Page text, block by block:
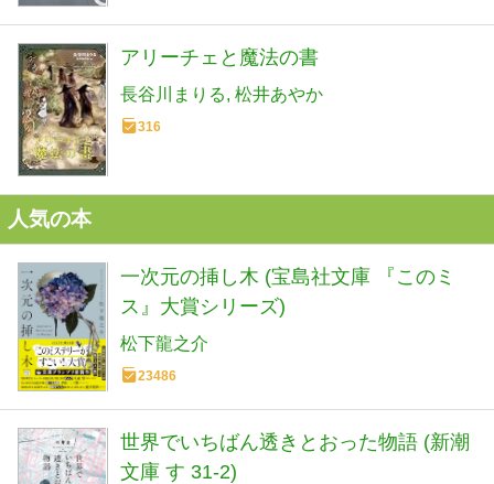
アリーチェと魔法の書
長谷川まりる 松井あやか
316
人気の本
一次元の挿し木 (宝島社文庫 『このミ
ス』大賞シリーズ)
松下龍之介
23486
世界でいちばん透きとおった物語 (新潮
文庫 す 31-2)